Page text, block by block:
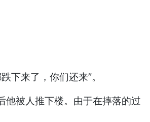
来了，你们还来”。
被人推下楼。由于在摔落的过